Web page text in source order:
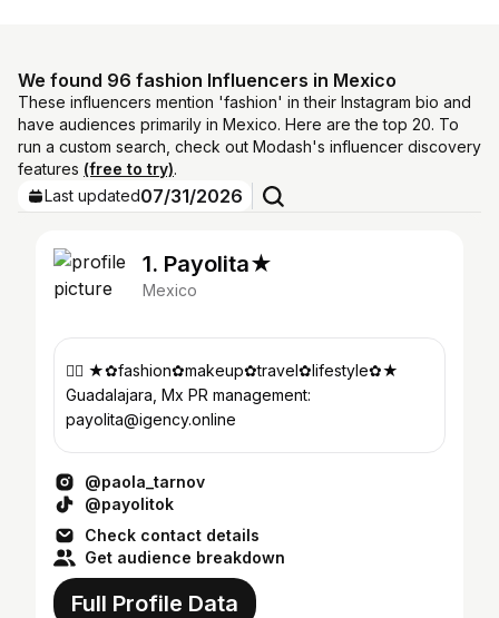
We found 96 fashion Influencers in Mexico
These influencers mention 'fashion' in their Instagram bio and
have audiences primarily in Mexico. Here are the top 20. To
run a custom search, check out Modash's influencer discovery
features (free to try).
Last updated07/31/2026
1. Payolita★
Mexico
🏳️‍🌈 ★✿fashion✿makeup✿travel✿lifestyle✿★
Guadalajara, Mx PR management:
payolita@igency.online
@paola_tarnov
@payolitok
Check contact details
Get audience breakdown
Full Profile Data